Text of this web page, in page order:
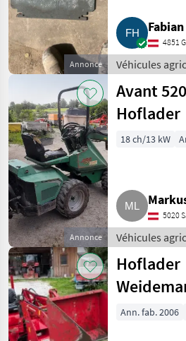
Annonce
4851
Véhicules
moteur /
ferme
Annonce
Avant 520
Hoflader
18 ch/13 kW
5020
Véhicules
moteur /
ferme
Hoflader
Ann. fab. 2006